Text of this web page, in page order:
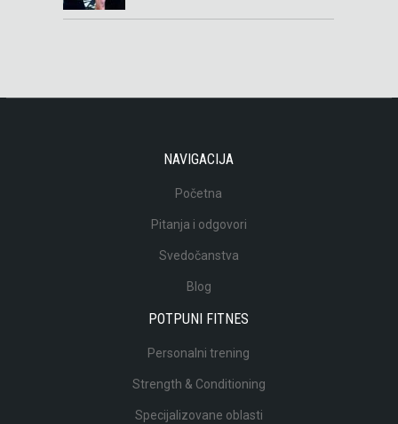
NAVIGACIJA
Početna
Pitanja i odgovori
Svedočanstva
Blog
POTPUNI FITNES
Personalni trening
Strength & Conditioning
Specijalizovane oblasti